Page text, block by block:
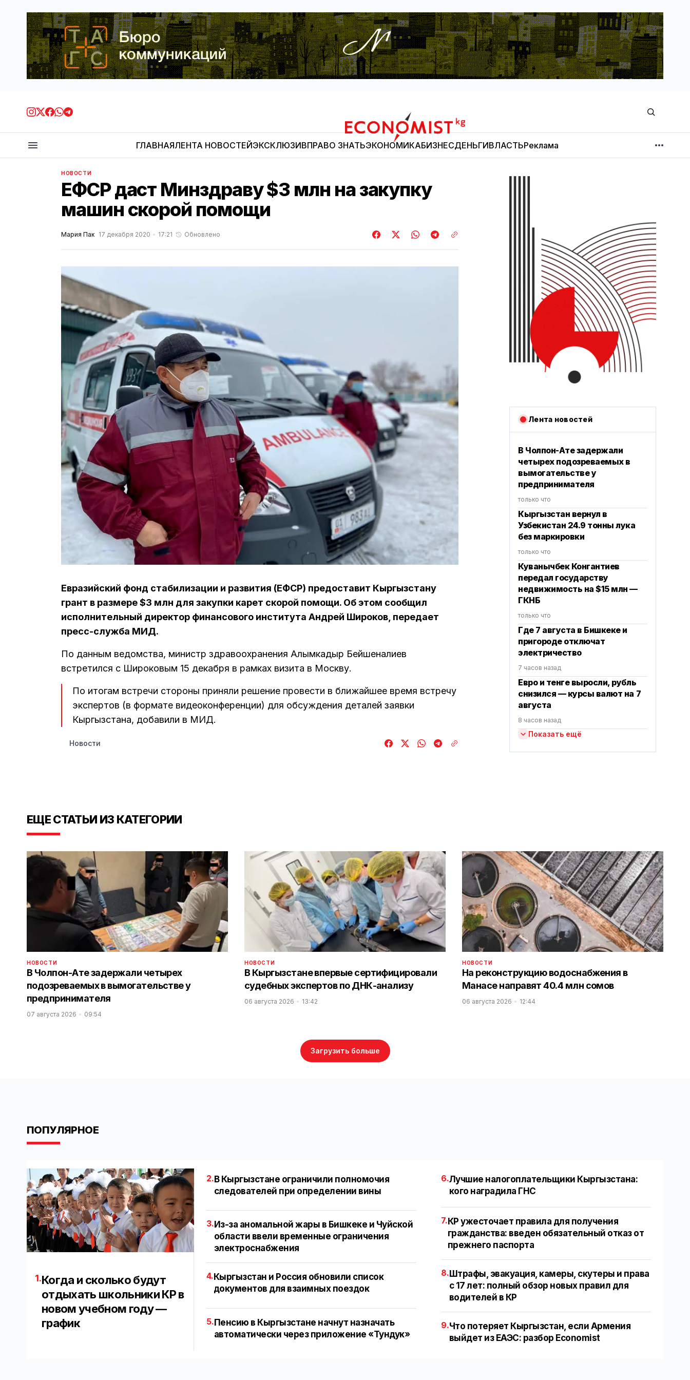
Economist.kg
ГЛАВНАЯЛЕНТА НОВОСТЕЙЭКСКЛЮЗИВПРАВО ЗНАТЬЭКОНОМИКАБИЗНЕСДЕНЬГИВЛАСТЬРеклама
МНЕНИЕ
НОВОСТИ
ЕФСР даст Минздраву $3 млн на закупку
машин скорой помощи
Мария Пак 17 декабря 2020 17:21 Обновлено
Евразийский фонд стабилизации и развития (ЕФСР) предоставит Кыргызстану
грант в размере $3 млн для закупки карет скорой помощи. Об этом сообщил
исполнительный директор финансового института Андрей Широков, передает
пресс-служба МИД.
По данным ведомства, министр здравоохранения Алымкадыр Бейшеналиев
встретился с Широковым 15 декабря в рамках визита в Москву.
По итогам встречи стороны приняли решение провести в ближайшее время встречу
экспертов (в формате видеоконференции) для обсуждения деталей заявки
Кыргызстана, добавили в МИД.
Новости
Лента новостей
В Чолпон-Ате задержали
четырех подозреваемых в
вымогательстве у
предпринимателя
только что
Кыргызстан вернул в
Узбекистан 24.9 тонны лука
без маркировки
только что
Куванычбек Конгантиев
передал государству
недвижимость на $15 млн —
ГКНБ
только что
Где 7 августа в Бишкеке и
пригороде отключат
электричество
7 часов назад
Евро и тенге выросли, рубль
снизился — курсы валют на 7
августа
8 часов назад
Показать ещё
ЕЩЕ СТАТЬИ ИЗ КАТЕГОРИИ
НОВОСТИ
В Чолпон-Ате задержали четырех
подозреваемых в вымогательстве у
предпринимателя
07 августа 2026 09:54
НОВОСТИ
В Кыргызстане впервые сертифицировали
судебных экспертов по ДНК-анализу
06 августа 2026 13:42
НОВОСТИ
На реконструкцию водоснабжения в
Манасе направят 40.4 млн сомов
06 августа 2026 12:44
Загрузить больше
ПОПУЛЯРНОЕ
1.Когда и сколько будут
отдыхать школьники КР в
новом учебном году —
график
2.В Кыргызстане ограничили полномочия
следователей при определении вины
3. Из-за аномальной жары в Бишкеке и Чуйской
области ввели временные ограничения
электроснабжения
4. Кыргызстан и Россия обновили список
документов для взаимных поездок
5. Пенсию в Кыргызстане начнут назначать
автоматически через приложение «Тундук»
6.Лучшие налогоплательщики Кыргызстана:
кого наградила ГНС
7.КР ужесточает правила для получения
гражданства: введен обязательный отказ от
прежнего паспорта
8.Штрафы, эвакуация, камеры, скутеры и права
с 17 лет: полный обзор новых правил для
водителей в КР
9.Что потеряет Кыргызстан, если Армения
выйдет из ЕАЭС: разбор Economist